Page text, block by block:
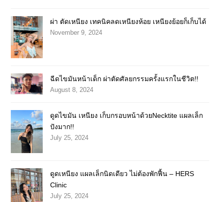
ผ่า ตัดเหนียง เทคนิคลดเหนียงห้อย เหนียงย้อยก็เก็บได้
November 9, 2024
ฉีดไขมันหน้าเด็ก ผ่าตัดศัลยกรรมครั้งแรกในชีวิต!!
August 8, 2024
ดูดไขมัน เหนียง เก็บกรอบหน้าด้วยNecktite แผลเล็ก
ปังมาก!!
July 25, 2024
ดูดเหนียง แผลเล็กนิดเดียว ไม่ต้องพักฟื้น – HERS
Clinic
July 25, 2024